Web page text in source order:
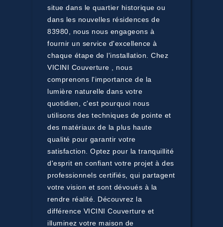
situe dans le quartier historique ou
dans les nouvelles résidences de
83980, nous nous engageons à
fournir un service d'excellence à
chaque étape de l'installation. Chez
VICINI Couverture , nous
comprenons l'importance de la
lumière naturelle dans votre
quotidien, c'est pourquoi nous
utilisons des techniques de pointe et
des matériaux de la plus haute
qualité pour garantir votre
satisfaction. Optez pour la tranquillité
d'esprit en confiant votre projet à des
professionnels certifiés, qui partagent
votre vision et sont dévoués à la
rendre réalité. Découvrez la
différence VICINI Couverture et
illuminez votre maison de